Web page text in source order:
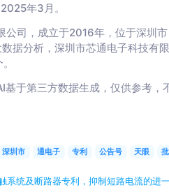
年3月。
公司，成立于2016年，位于深圳
据分析，深圳市芯通电子科技有
于第三方数据生成，仅供参考，
深圳市 通电子 专利 公告号 天眼
系统及断路器专利，抑制短路电流的进